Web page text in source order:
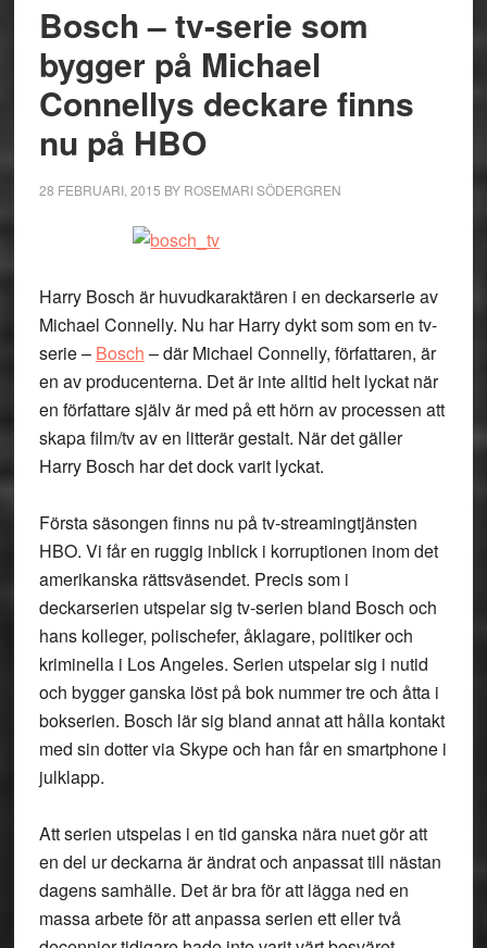
Bosch – tv-serie som
bygger på Michael
Connellys deckare finns
nu på HBO
28 FEBRUARI, 2015 BY ROSEMARI SÖDERGREN
Harry Bosch är huvudkaraktären i en deckarserie av
Michael Connelly. Nu har Harry dykt som som en tv-
serie – Bosch – där Michael Connelly, författaren, är
en av producenterna. Det är inte alltid helt lyckat när
en författare själv är med på ett hörn av processen att
skapa film/tv av en litterär gestalt. När det gäller
Harry Bosch har det dock varit lyckat.
Första säsongen finns nu på tv-streamingtjänsten
HBO. Vi får en ruggig inblick i korruptionen inom det
amerikanska rättsväsendet. Precis som i
deckarserien utspelar sig tv-serien bland Bosch och
hans kolleger, polischefer, åklagare, politiker och
kriminella i Los Angeles. Serien utspelar sig i nutid
och bygger ganska löst på bok nummer tre och åtta i
bokserien. Bosch lär sig bland annat att hålla kontakt
med sin dotter via Skype och han får en smartphone i
julklapp.
Att serien utspelas i en tid ganska nära nuet gör att
en del ur deckarna är ändrat och anpassat till nästan
dagens samhälle. Det är bra för att lägga ned en
massa arbete för att anpassa serien ett eller två